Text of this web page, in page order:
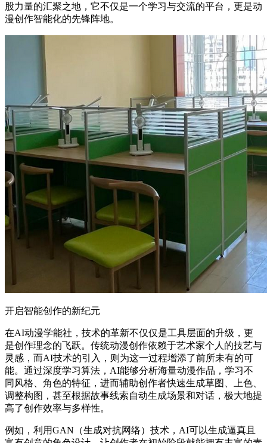
股力量的汇聚之地，它不仅是一个学习与交流的平台，更是动
漫创作智能化的先锋阵地。
开启智能创作的新纪元
在AI动漫学能社，技术的革新不仅仅是工具层面的升级，更
是创作理念的飞跃。传统动漫创作依赖于艺术家个人的技艺与
灵感，而AI技术的引入，则为这一过程增添了前所未有的可
能。通过深度学习算法，AI能够分析海量动漫作品，学习不
同风格、角色的特征，进而辅助创作者快速生成草图、上色、
调整构图，甚至根据故事线索自动生成场景和对话，极大地提
高了创作效率与多样性。
例如，利用GAN（生成对抗网络）技术，AI可以生成逼真且